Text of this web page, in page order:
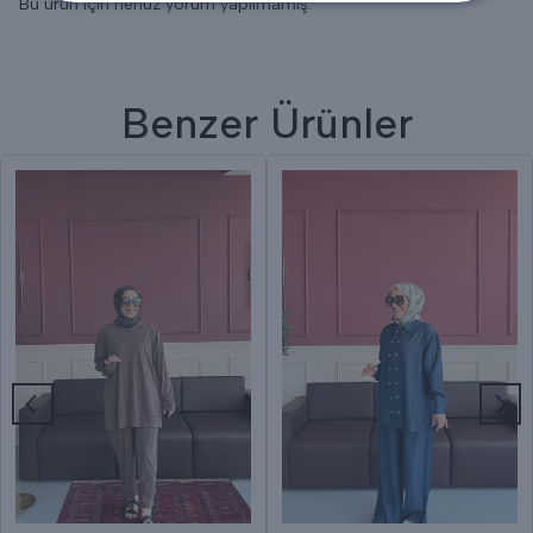
Bu ürün için henüz yorum yapılmamış.
Benzer Ürünler